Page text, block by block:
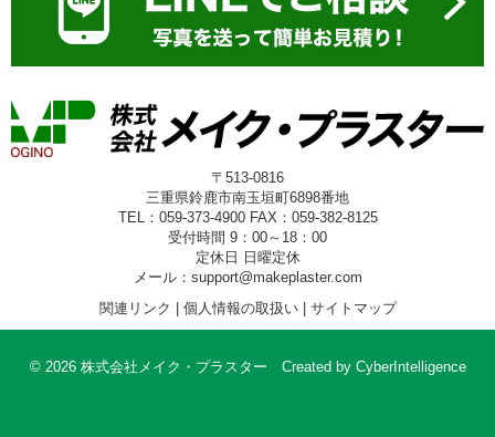
〒513-0816
三重県鈴鹿市南玉垣町6898番地
TEL：059-373-4900 FAX：059-382-8125
受付時間 9：00～18：00
定休日 日曜定休
メール：support@makeplaster.com
関連リンク
個人情報の取扱い| サイトマップ
© 2026 株式会社メイク・プラスター Created by CyberIntelligence